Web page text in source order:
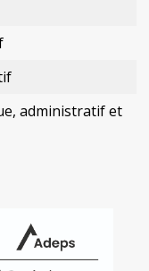
administratif et